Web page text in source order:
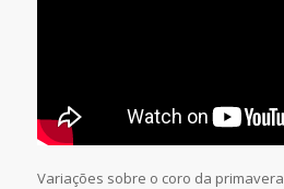
Variações sobre o coro da primavera